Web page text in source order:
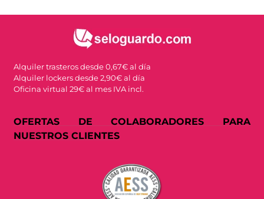
Alquiler trasteros desde 0,67€ al día
Alquiler lockers desde 2,90€ al día
Oficina virtual 29€ al mes IVA incl.
OFERTAS DE COLABORADORES PARA
NUESTROS CLIENTES